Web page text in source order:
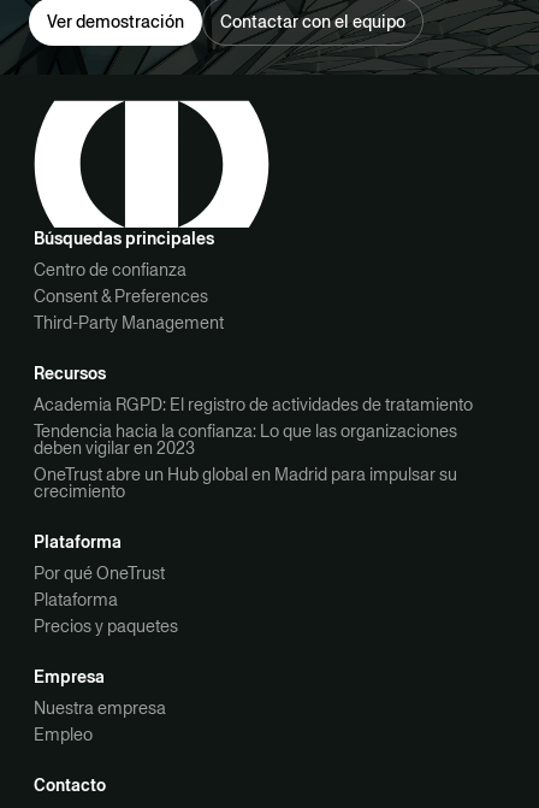
Ver demostración Contactar con el equipo
Búsquedas principales
Centro de confianza
Consent & Preferences
Third-Party Management
Recursos
Academia RGPD: El registro de actividades de tratamiento
Tendencia hacia la confianza: Lo que las organizaciones
deben vigilar en 2023
OneTrust abre un Hub global en Madrid para impulsar su
crecimiento
Plataforma
Por qué OneTrust
Plataforma
Precios y paquetes
Empresa
Nuestra empresa
Empleo
Contacto